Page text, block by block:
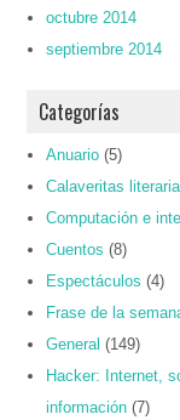
octubre 2014
septiembre 2014
Categorías
Anuario (5)
Calaveritas
Computación e
Cuentos (8)
Espectáculos (4)
Frase de la
General (149)
Hacker: Internet,
información (7)